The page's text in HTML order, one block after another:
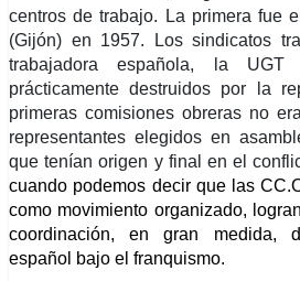
centros de trabajo. La primera fue
(Gijón) en 1957. Los sindicatos
trabajadora española, la
prácticamente destruidos por la
primeras comisiones obreras no
representantes elegidos en
que tenían origen y final en el
cuando podemos decir que las
como movimiento organizado,
coordinación, en gran medida,
español bajo el franquismo.